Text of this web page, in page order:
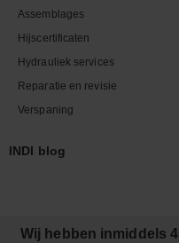
Assemblages
Hijscertificaten
Hydrauliek services
Reparatie en revisie
Verspaning
INDI blog
Wij hebben inmiddels